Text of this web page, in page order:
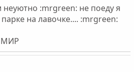
неуютно :mrgreen: не поеду я
парке на лавочке.... :mrgreen:
МИР